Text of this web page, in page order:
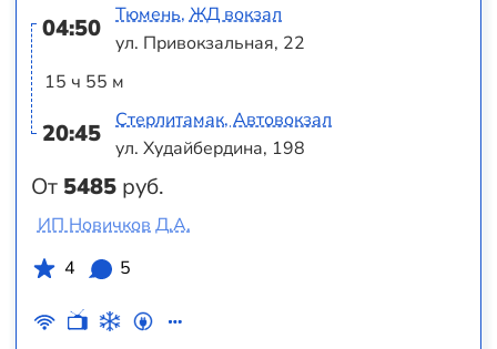
04:50
15 ч 55 м
20:45
От 5485 руб.
Тюмень, ЖД вокзал
ул. Привокзальная, 22
Стерлитамак, Автовокзал
ул. Худайбердина, 198
ИП Новичков Д.А.
4
5